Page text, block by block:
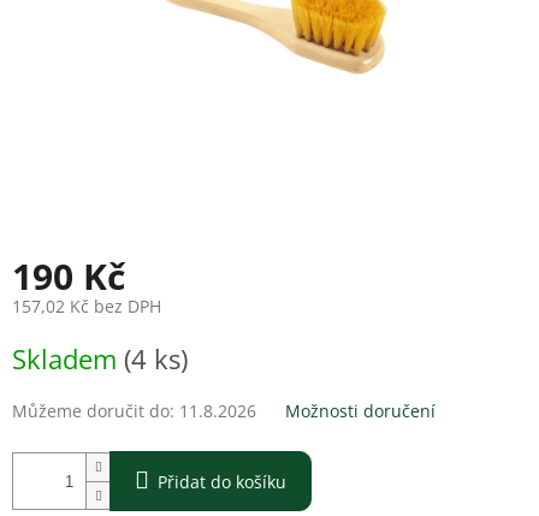
190 Kč
157,02 Kč bez DPH
cena:
Skladem (4 ks)
Můžeme doručit do: 11.8.2026 Možnosti doručení
Přidat do košíku